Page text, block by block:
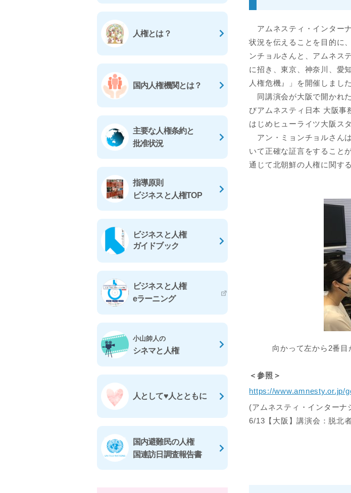
アムネスティ・インター
状況を伝えることを目的に
ンチョルさんと、アムネス
に招き、東京、神奈川、愛
人権危機』」を開催しました
同講演会が大阪で開かれ
びアムネスティ日本 大阪事
はじめヒューライツ大阪ス
アン・ミョンチョルさん
いて正確な証言をすること
通じて北朝鮮の人権に関す
向かって左から2番
＜参照＞
https://www.amnesty.or.jp/
(アムネスティ・インターナ
6/13【大阪】講演会：脱北
人権とは？
国内人権機関とは？
主要な人権条約と
批准状況
指導原則
ビジネスと人権TOP
ビジネスと人権
ガイドブック
ビジネスと人権
eラーニング
小山帥人の
シネマと人権
人として♥人とともに
国内避難民の人権
国連訪日調査報告書